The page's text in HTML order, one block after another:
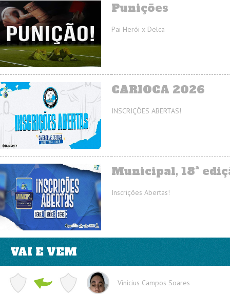
Punições
Pai Herói x Delca
CARIOCA 2026
INSCRIÇÕES ABERTAS!
Municipal, 18ª
Inscrições Abertas!
VAI E VEM
Vinicius Campos Soares